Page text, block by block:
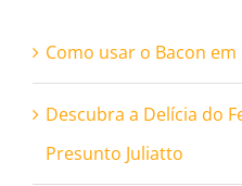
Como usar o Bacon
Descubra a Delícia do
Presunto Juliatto